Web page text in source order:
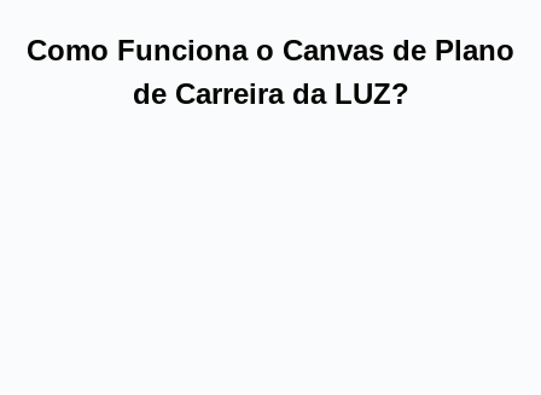
Como Funciona o Canvas de Plano
de Carreira da LUZ?